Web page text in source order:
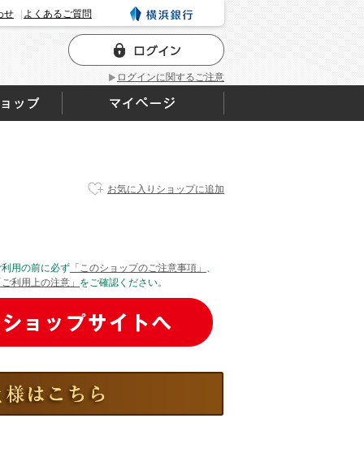
ログインに関するご注意
せ よくあるご質問
お気に入りショップに追加
利用の前に必ず 「このショップのご注意事項」 、
ご利用上の注意」 をご確認ください。